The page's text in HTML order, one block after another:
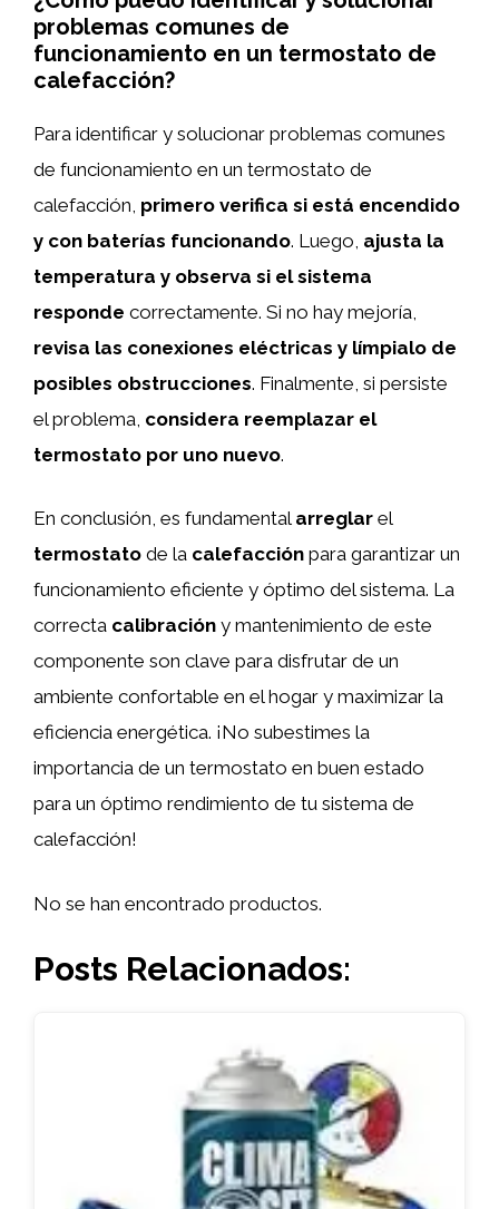
problemas comunes de
funcionamiento en un termostato de
calefacción?
Para identificar y solucionar problemas comunes
de funcionamiento en un termostato de
calefacción, primero verifica si está encendido
y con baterías funcionando. Luego, ajusta la
temperatura y observa si el sistema
responde correctamente. Si no hay mejoría,
revisa las conexiones eléctricas y límpialo de
posibles obstrucciones. Finalmente, si persiste
el problema, considera reemplazar el
termostato por uno nuevo.
En conclusión, es fundamental arreglar el
termostato de la calefacción para garantizar un
funcionamiento eficiente y óptimo del sistema. La
correcta calibración y mantenimiento de este
componente son clave para disfrutar de un
ambiente confortable en el hogar y maximizar la
eficiencia energética. ¡No subestimes la
importancia de un termostato en buen estado
para un óptimo rendimiento de tu sistema de
calefacción!
No se han encontrado productos.
Posts Relacionados: